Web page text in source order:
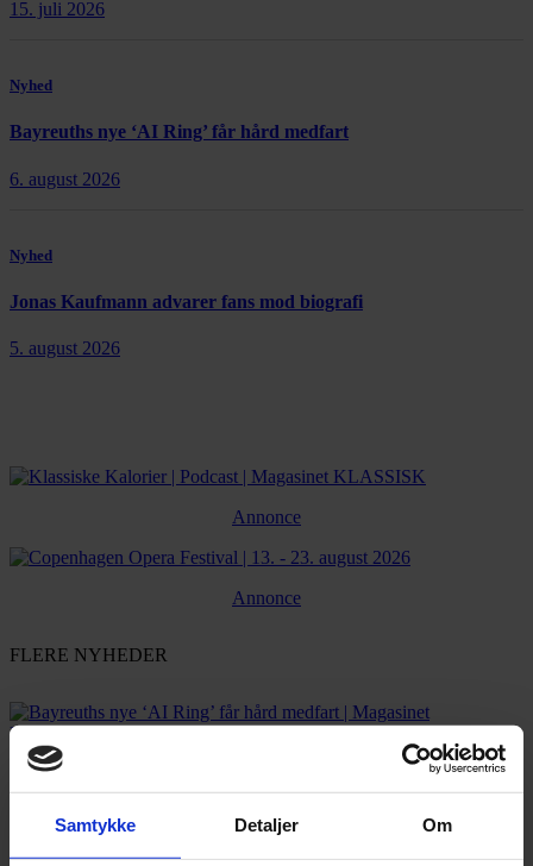
Samtykke Detaljer Om
15. juli 2026
Nyhed
Bayreuths nye ‘AI Ring’ får hård medfart
6. august 2026
Nyhed
Jonas Kaufmann advarer fans mod biografi
5. august 2026
Annonce
Annonce
FLERE NYHEDER